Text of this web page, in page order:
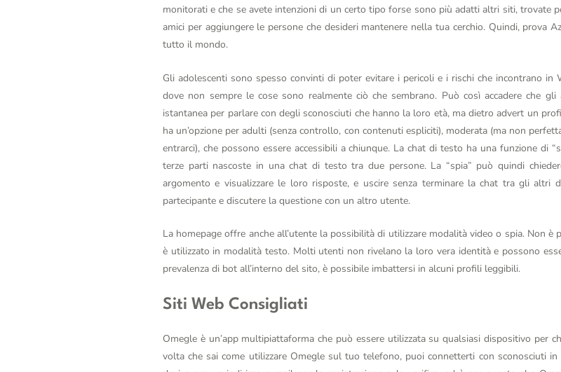
monitorati e che se avete intenzioni di un certo tipo forse sono più adatti altri siti, trovate
amici per aggiungere le persone che desideri mantenere nella tua cerchio. Quindi, prova
tutto il mondo.
Gli adolescenti sono spesso convinti di poter evitare i pericoli e i rischi che incontrano in
dove non sempre le cose sono realmente ciò che sembrano. Può così accadere che
istantanea per parlare con degli sconosciuti che hanno la loro età, ma dietro advert un
ha un’opzione per adulti (senza controllo, con contenuti espliciti), moderata (ma non
entrarci), che possono essere accessibili a chiunque. La chat di testo ha una funzione di
terze parti nascoste in una chat di testo tra due persone. La “spia” può quindi
argomento e visualizzare le loro risposte, e uscire senza terminare la chat tra gli altri
partecipante e discutere la questione con un altro utente.
La homepage offre anche all’utente la possibilità di utilizzare modalità video o spia. Non
è utilizzato in modalità testo. Molti utenti non rivelano la loro vera identità e possono
prevalenza di bot all’interno del sito, è possibile imbattersi in alcuni profili leggibili.
Siti Web Consigliati
Omegle è un’app multipiattaforma che può essere utilizzata su qualsiasi dispositivo per
volta che sai come utilizzare Omegle sul tuo telefono, puoi connetterti con sconosciuti